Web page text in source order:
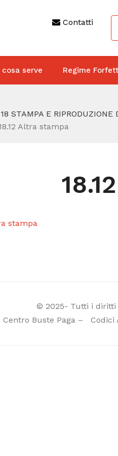
Contatti
serve Regime
18 STAMPA E RIPRODUZIONE
Altra stampa
stampa
© 2025- Tutti i diritti
Centro Buste Paga– Codici